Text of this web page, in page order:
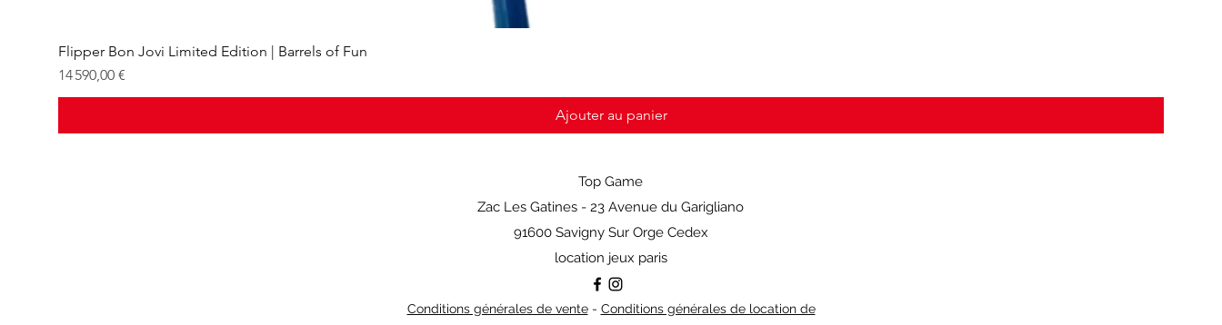
Flipper Bon Jovi Limited Edition | Barrels of Fun
Prix
14 590,00 €
Ajouter au panier
Top Game
Zac Les Gatines - 23 Avenue du Garigliano
91600 Savigny Sur Orge Cedex
location jeux paris
Conditions générales de vente- Conditions générales de location de